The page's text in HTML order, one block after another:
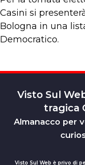
Casini si
Bologna in una
Democratico.
Visto Sul
tragica
Almanacco per
Visto Sul Web è privo di